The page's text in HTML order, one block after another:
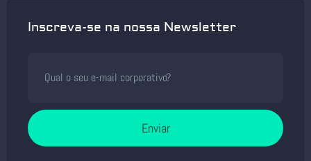
Inscreva-se na nossa Newsletter
Enviar